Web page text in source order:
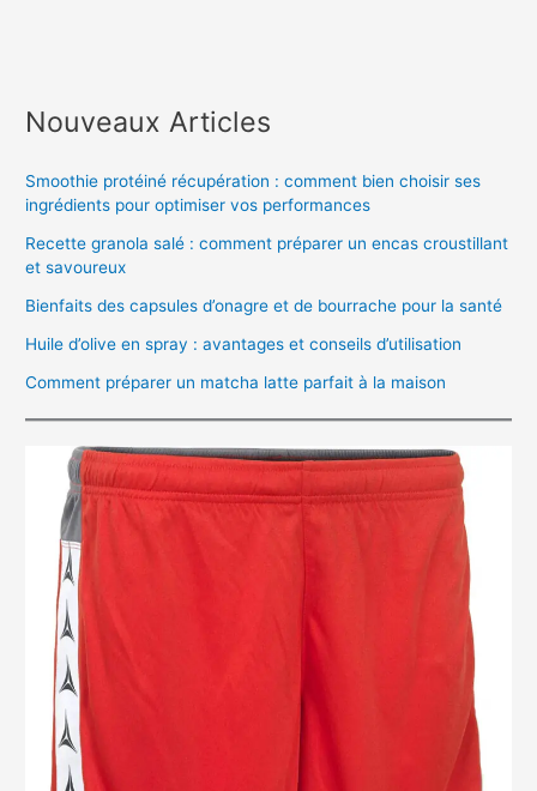
Nouveaux Articles
Smoothie protéiné récupération : comment bien choisir ses
ingrédients pour optimiser vos performances
Recette granola salé : comment préparer un encas croustillant
et savoureux
Bienfaits des capsules d’onagre et de bourrache pour la santé
Huile d’olive en spray : avantages et conseils d’utilisation
Comment préparer un matcha latte parfait à la maison